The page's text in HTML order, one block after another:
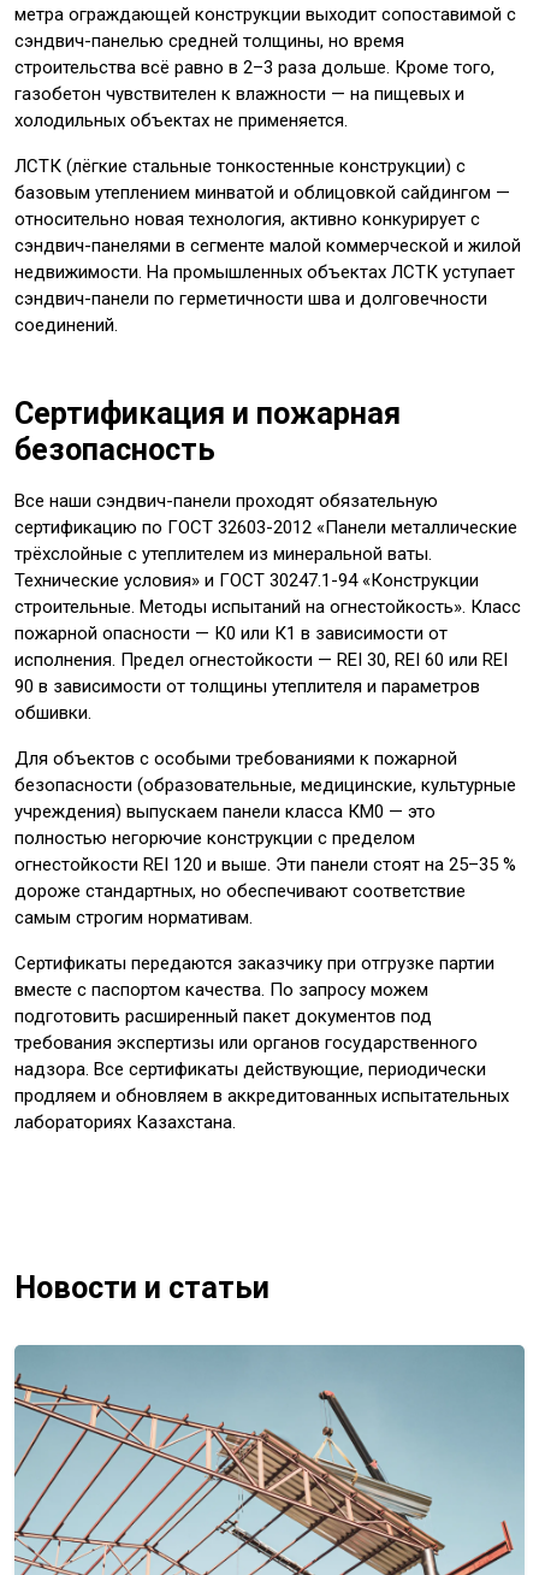
метра ограждающей конструкции выходит сопоставимой с
сэндвич-панелью средней толщины, но время
строительства всё равно в 2–3 раза дольше. Кроме того,
газобетон чувствителен к влажности — на пищевых и
холодильных объектах не применяется.
ЛСТК (лёгкие стальные тонкостенные конструкции) с
базовым утеплением минватой и облицовкой сайдингом —
относительно новая технология, активно конкурирует с
сэндвич-панелями в сегменте малой коммерческой и жилой
недвижимости. На промышленных объектах ЛСТК уступает
сэндвич-панели по герметичности шва и долговечности
соединений.
Сертификация и пожарная
безопасность
Все наши сэндвич-панели проходят обязательную
сертификацию по ГОСТ 32603-2012 «Панели металлические
трёхслойные с утеплителем из минеральной ваты.
Технические условия» и ГОСТ 30247.1-94 «Конструкции
строительные. Методы испытаний на огнестойкость». Класс
пожарной опасности — К0 или К1 в зависимости от
исполнения. Предел огнестойкости — REI 30, REI 60 или REI
90 в зависимости от толщины утеплителя и параметров
обшивки.
Для объектов с особыми требованиями к пожарной
безопасности (образовательные, медицинские, культурные
учреждения) выпускаем панели класса КМ0 — это
полностью негорючие конструкции с пределом
огнестойкости REI 120 и выше. Эти панели стоят на 25–35 %
дороже стандартных, но обеспечивают соответствие
самым строгим нормативам.
Сертификаты передаются заказчику при отгрузке партии
вместе с паспортом качества. По запросу можем
подготовить расширенный пакет документов под
требования экспертизы или органов государственного
надзора. Все сертификаты действующие, периодически
продляем и обновляем в аккредитованных испытательных
лабораториях Казахстана.
Новости и статьи